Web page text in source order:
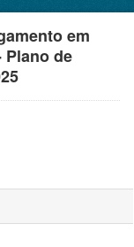
em
de